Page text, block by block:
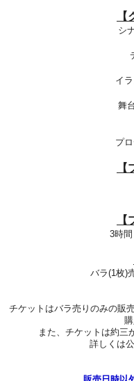
シナリオ・ゲーム
デザイン：
イラスト：
舞台美術：みや
ももか
プロデュース：
【
【
3時
バラ(1枚)
チケットはバラ売りのみの販
また、チケットは約三
詳しくは